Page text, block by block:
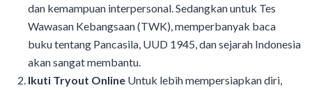
dan kemampuan interpersonal. Sedangkan untuk Tes
Wawasan Kebangsaan (TWK), memperbanyak baca
buku tentang Pancasila, UUD 1945, dan sejarah Indonesia
akan sangat membantu.
Ikuti Tryout Online Untuk lebih mempersiapkan diri,